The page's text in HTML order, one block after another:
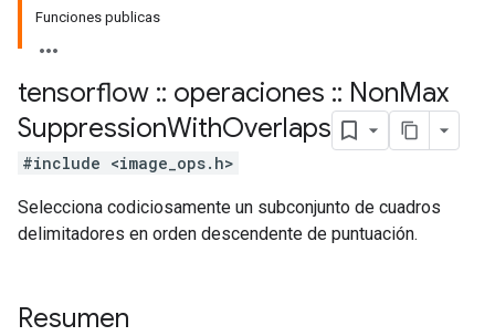
Funciones publicas
tensorflow :: operaciones :: NonMax
SuppressionWithOverlaps
#include <image_ops.h>
Selecciona codiciosamente un subconjunto de cuadros
delimitadores en orden descendente de puntuación.
Resumen